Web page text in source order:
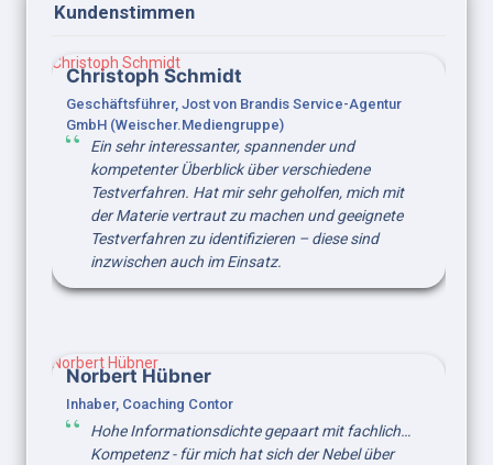
Kundenstimmen
Christoph Schmidt
Christoph Schmidt
Geschäftsführer, Jost von Brandis Service-Agentur
GmbH (Weischer.Mediengruppe)
Ein sehr interessanter, spannender und
kompetenter Überblick über verschiedene
Testverfahren. Hat mir sehr geholfen, mich mit
der Materie vertraut zu machen und geeignete
Testverfahren zu identifizieren – diese sind
inzwischen auch im Einsatz.
Norbert Hübner
Norbert Hübner
Inhaber, Coaching Contor
Hohe Informationsdichte gepaart mit fachlicher
Kompetenz - für mich hat sich der Nebel über